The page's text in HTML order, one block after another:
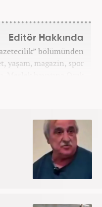
Editör Hakkında
bölümünden
yaşam, magazin, spor
Meslek hayatına Ocak